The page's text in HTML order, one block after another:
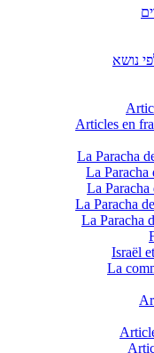
נושא
La Paracha
La Paracha
La Paracha
La Paracha
La Paracha
Israël
La